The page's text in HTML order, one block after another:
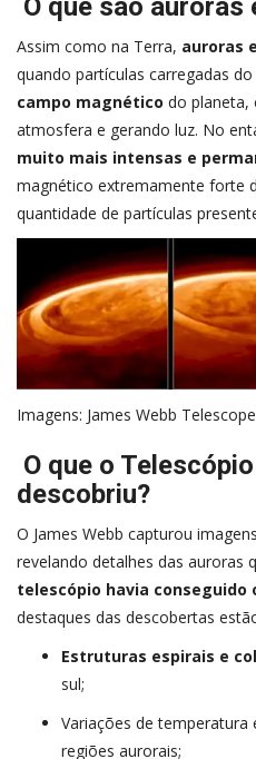
O que são auroras
Assim como na Terra, auroras
quando partículas carregadas do
campo magnético do planeta,
atmosfera e gerando luz. No
muito mais intensas e
magnético extremamente forte
quantidade de partículas
Imagens: James Webb Telescope
O que o
descobriu?
O James Webb capturou
revelando detalhes das auroras
telescópio havia conseguido
destaques das descobertas
Estruturas espirais e
sul;
Variações de temperatura
regiões aurorais;